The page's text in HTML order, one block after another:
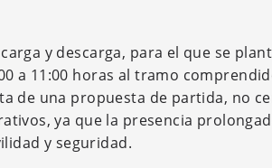
y descarga, para el que se
a 11:00 horas al tramo
de una propuesta de partida, no
ya que la presencia
y seguridad.